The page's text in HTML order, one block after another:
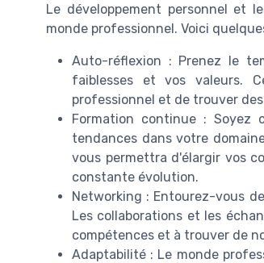
Le développement personnel et
monde professionnel. Voici
Auto-réflexion : Prenez le
faiblesses et vos valeurs.
professionnel et de trouver
Formation continue : Soyez
tendances dans votre
vous permettra d'élargir vos
constante évolution.
Networking : Entourez-vous
Les collaborations et les
compétences et à trouver de
Adaptabilité : Le monde